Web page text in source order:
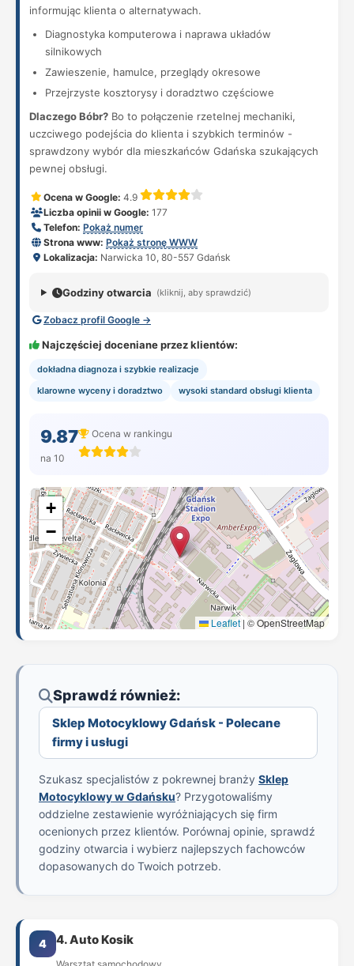
informując klienta o alternatywach.
Diagnostyka komputerowa i naprawa układów
silnikowych
Zawieszenie, hamulce, przeglądy okresowe
Przejrzyste kosztorysy i doradztwo częściowe
Dlaczego Bóbr? Bo to połączenie rzetelnej mechaniki,
uczciwego podejścia do klienta i szybkich terminów -
sprawdzony wybór dla mieszkańców Gdańska szukających
pewnej obsługi.
Ocena w Google: 4.9
Liczba opinii w Google: 177
Telefon: Pokaż numer
Strona www: Pokaż stronę WWW
Lokalizacja: Narwicka 10, 80-557 Gdańsk
Godziny otwarcia (kliknij, aby sprawdzić)
Zobacz profil Google →
Najczęściej doceniane przez klientów:
dokładna diagnoza i szybkie realizacje
klarowne wyceny i doradztwo
wysoki standard obsługi klienta
9.87
na 10
Ocena w rankingu
+
−
Leaflet | © OpenStreetMap
Sprawdź również:
Sklep Motocyklowy Gdańsk - Polecane
firmy i usługi
Szukasz specjalistów z pokrewnej branży Sklep
Motocyklowy w Gdańsku? Przygotowaliśmy
oddzielne zestawienie wyróżniających się firm
ocenionych przez klientów. Porównaj opinie, sprawdź
godziny otwarcia i wybierz najlepszych fachowców
dopasowanych do Twoich potrzeb.
4 4. Auto Kosik